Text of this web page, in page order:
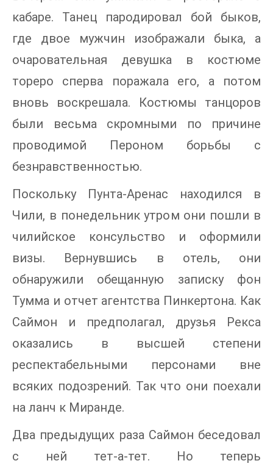
кабаре. Танец пародировал бой быков,
где двое мужчин изображали быка, а
очаровательная девушка в костюме
тореро сперва поражала его, а потом
вновь воскрешала. Костюмы танцоров
были весьма скромными по причине
проводимой Пероном борьбы с
безнравственностью.
Поскольку Пунта-Аренас находился в
Чили, в понедельник утром они пошли в
чилийское консульство и оформили
визы. Вернувшись в отель, они
обнаружили обещанную записку фон
Тумма и отчет агентства Пинкертона. Как
Саймон и предполагал, друзья Рекса
оказались в высшей степени
респектабельными персонами вне
всяких подозрений. Так что они поехали
на ланч к Миранде.
Два предыдущих раза Саймон беседовал
с ней тет-а-тет. Но теперь